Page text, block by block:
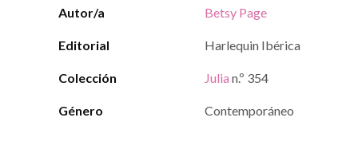
Autor/a Betsy Page
Editorial Harlequin Ibérica
Colección Julia n.º 354
Género Contemporáneo